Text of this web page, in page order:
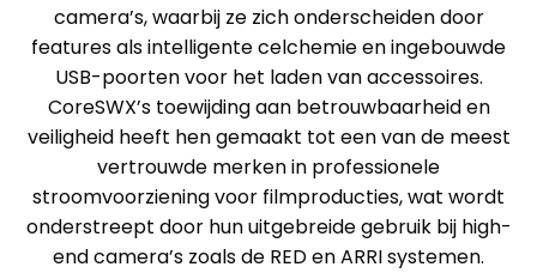
camera’s, waarbij ze zich onderscheiden door
features als intelligente celchemie en ingebouwde
USB-poorten voor het laden van accessoires.
CoreSWX’s toewijding aan betrouwbaarheid en
veiligheid heeft hen gemaakt tot een van de meest
vertrouwde merken in professionele
stroomvoorziening voor filmproducties, wat wordt
onderstreept door hun uitgebreide gebruik bij high-
end camera’s zoals de RED en ARRI systemen.